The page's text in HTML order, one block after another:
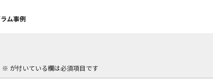
ム事例
※ が付いている欄は必須項目です